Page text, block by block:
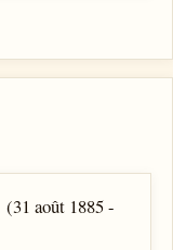
(31 août 1885 -